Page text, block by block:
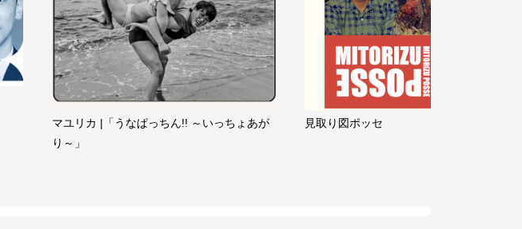
マユリカ |「うなぱっちん!! ～いっちょあが
り～」
見取り図ポッセ